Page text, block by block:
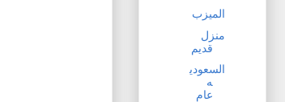
الميزب
منزل
قديم
السعودي
ه
عام